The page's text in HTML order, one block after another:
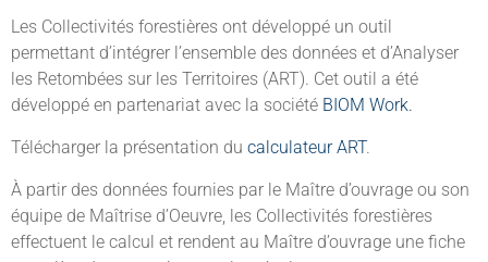
Les Collectivités forestières ont développé un outil
permettant d’intégrer l’ensemble des données et d’Analyser
les Retombées sur les Territoires (ART). Cet outil a été
développé en partenariat avec la société BIOM Work.
Télécharger la présentation du calculateur ART.
À partir des données fournies par le Maître d’ouvrage ou son
équipe de Maîtrise d’Oeuvre, les Collectivités forestières
effectuent le calcul et rendent au Maître d’ouvrage une fiche